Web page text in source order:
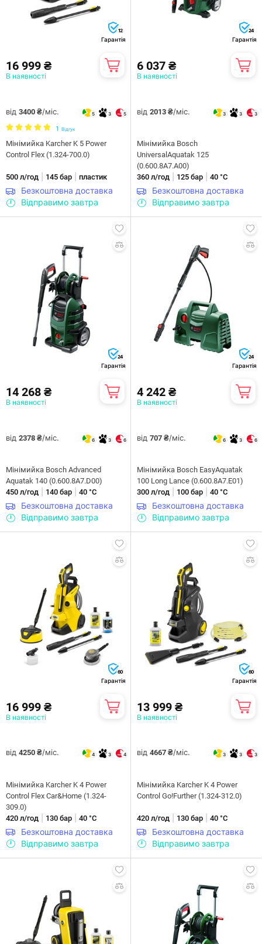
12
Гарантія
16 999 ₴
В наявності
від 3400 ₴/міс. 5 3 5
1 Відгук
Мінімийка Karcher K 5 Power
Control Flex (1.324-700.0)
500 л/год 145 бар пластик
Безкоштовна доставка
Відправимо завтра
24
Гарантія
6 037 ₴
В наявності
від 2013 ₴/міс. 3 3 3
Мінімийка Bosch
UniversalAquatak 125
(0.600.8A7.A00)
360 л/год
125 бар 40 °С
Безкоштовна доставка
Відправимо завтра
24
Гарантія
14 268 ₴
В наявності
від 2378 ₴/міс. 6 3 6
Мінімийка Bosch Advanced
Aquatak 140 (0.600.8A7.D00)
450 л/год
140 бар 40 °С
Безкоштовна доставка
Відправимо завтра
24
Гарантія
4 242 ₴
В наявності
від 707 ₴/міс. 6 3 6
Мінімийка Bosch EasyAquatak
100 Long Lance (0.600.8A7.E01)
300 л/год
100 бар 40 °С
Безкоштовна доставка
Відправимо завтра
60
Гарантія
16 999 ₴
В наявності
від 4250 ₴/міс. 4 3 4
Мiнiмийка Karcher K 4 Power
Control Flex Car&Home (1.324-
309.0)
420 л/год
130 бар 40 °С
Безкоштовна доставка
Відправимо завтра
60
Гарантія
13 999 ₴
В наявності
від 4667 ₴/міс. 3 3 3
Мiнiмийка Karcher K 4 Power
Control Go!Further (1.324-312.0)
420 л/год 130 бар 40 °С
Безкоштовна доставка
Відправимо завтра